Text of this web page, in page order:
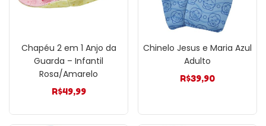
Chapéu 2 em 1 Anjo da
Guarda – Infantil
Rosa/Amarelo
R$49,99
Chinelo Jesus e Maria Azul
Adulto
R$39,90